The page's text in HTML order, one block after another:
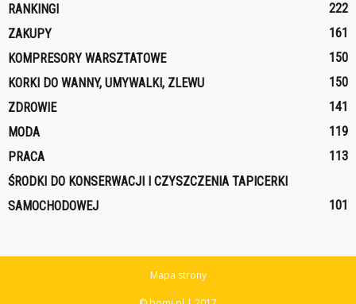
RANKINGI
222
ZAKUPY
161
KOMPRESORY WARSZTATOWE
150
KORKI DO WANNY, UMYWALKI, ZLEWU
150
ZDROWIE
141
MODA
119
PRACA
113
ŚRODKI DO KONSERWACJI I CZYSZCZENIA TAPICERKI
SAMOCHODOWEJ
101
Mapa strony